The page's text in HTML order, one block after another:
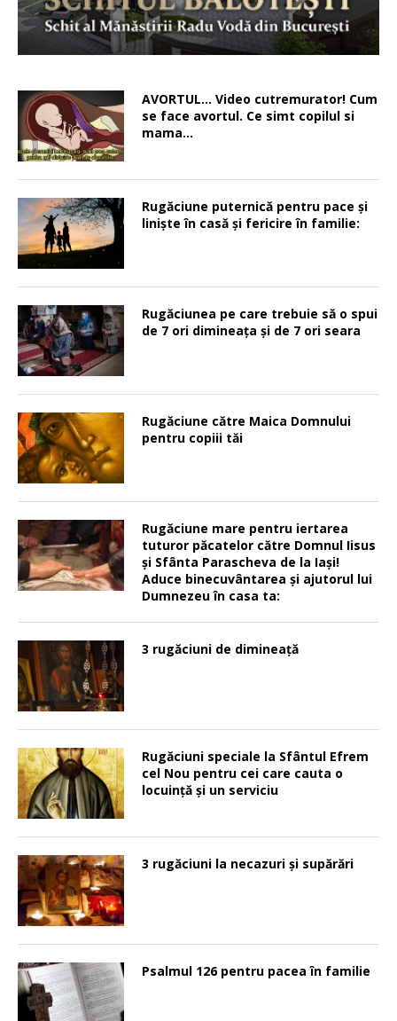
AVORTUL… Video cutremurator! Cum
se face avortul. Ce simt copilul si
mama…
Rugăciune puternică pentru pace şi
linişte în casă şi fericire în familie:
Rugăciunea pe care trebuie să o spui
de 7 ori dimineața și de 7 ori seara
Rugăciune către Maica Domnului
pentru copiii tăi
Rugăciune mare pentru iertarea
tuturor păcatelor către Domnul Iisus
şi Sfânta Parascheva de la Iaşi!
Aduce binecuvântarea şi ajutorul lui
Dumnezeu în casa ta:
3 rugăciuni de dimineață
Rugăciuni speciale la Sfântul Efrem
cel Nou pentru cei care cauta o
locuinţă şi un serviciu
3 rugăciuni la necazuri și supărări
Psalmul 126 pentru pacea în familie